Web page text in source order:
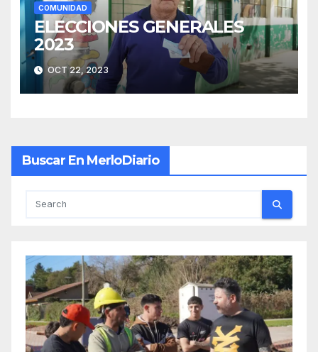
COMUNIDAD
ELECCIONES GENERALES
2023
OCT 22, 2023
Buscar En MerloDiario